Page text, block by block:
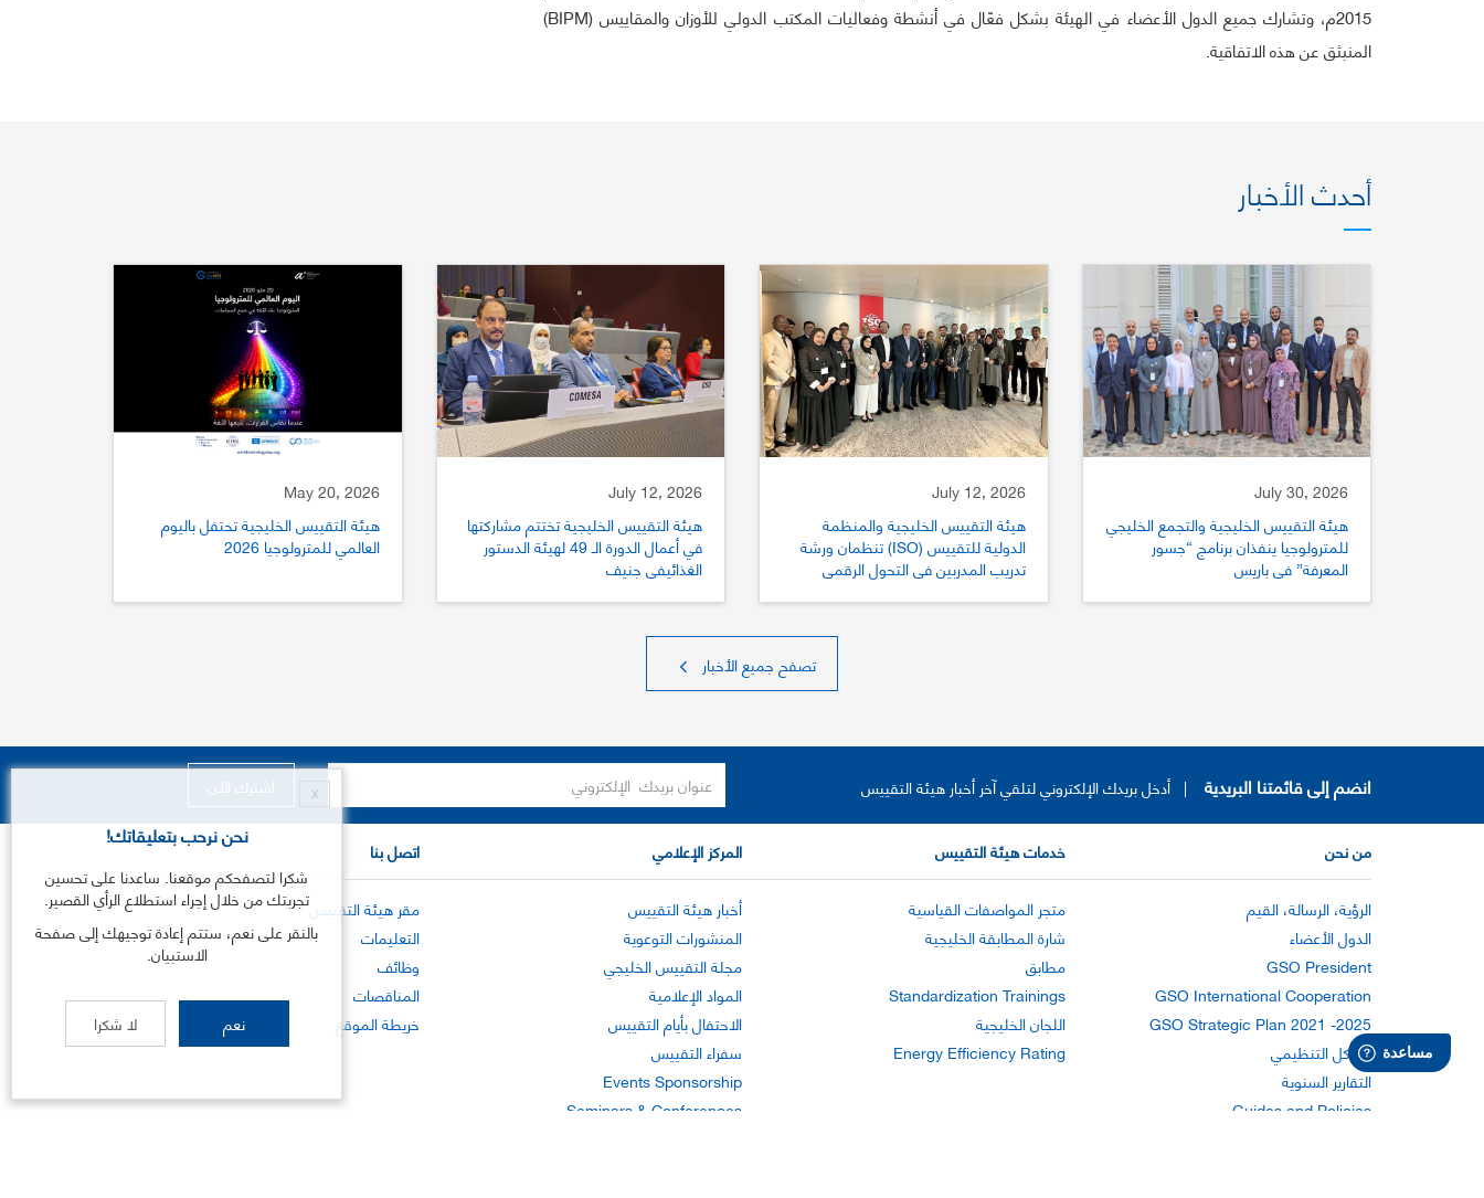
2015م، وتشارك جميع الدول الأعضاء في الهيئة بشكل فعّال في أنشطة وفعاليات المكتب الدولي للأوزان والمقاييس (BIPM)
المنبثق عن هذه الاتفاقية.
أحدث الأخبار
July 30, 2026
هيئة التقييس الخليجية والتجمع الخليجي
للمترولوجيا ينفذان برنامج “جسور
المعرفة” في باريس
July 12, 2026
هيئة التقييس الخليجية والمنظمة
الدولية للتقييس (ISO) تنظمان ورشة
تدريب المدربين في التحول الرقمي
July 12, 2026
هيئة التقييس الخليجية تختتم مشاركتها
في أعمال الدورة الـ 49 لهيئة الدستور
الغذائيفي جنيف
May 20, 2026
هيئة التقييس الخليجية تحتفل باليوم
العالمي للمترولوجيا 2026
تصفح جميع الأخبار
انضم إلى قائمتنا البريدية | أدخل بريدك الإلكتروني لتلقي آخر أخبار هيئة التقييس
من نحن
الرؤية، الرسالة، القيم
الدول الأعضاء
GSO President
GSO International Cooperation
GSO Strategic Plan 2021 -2025
الهيكل التنظيمي
التقارير السنوية
Guides and Policies
خدمات هيئة التقييس
متجر المواصفات القياسية
شارة المطابقة الخليجية
مطابق
Standardization Trainings
اللجان الخليجية
Energy Efficiency Rating
المركز الإعلامي
أخبار هيئة التقييس
المنشورات التوعوية
مجلة التقييس الخليجي
المواد الإعلامية
الاحتفال بأيام التقييس
سفراء التقييس
Events Sponsorship
Seminars & Conferences
اتصل بنا
مقر هيئة التقييس
التعليمات
وظائف
المناقصات
خريطة الموقع
X
نحن نرحب بتعليقاتك!
شكرا لتصفحكم موقعنا. ساعدنا على تحسين
تجربتك من خلال إجراء استطلاع الرأي القصير.
بالنقر على نعم، ستتم إعادة توجيهك إلى صفحة
الاستبيان.
نعم لا شكرا